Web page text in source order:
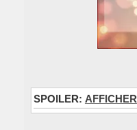
SPOILER: AFFICHER